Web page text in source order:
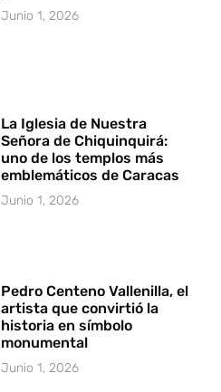
Junio 1, 2026
La Iglesia de Nuestra
Señora de Chiquinquirá:
uno de los templos más
emblemáticos de Caracas
Junio 1, 2026
Pedro Centeno Vallenilla, el
artista que convirtió la
historia en símbolo
monumental
Junio 1, 2026